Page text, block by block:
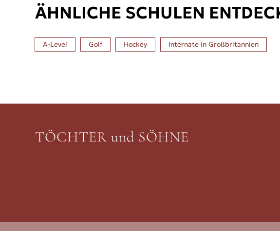
ÄHNLICHE SCHULEN
A-Level Golf Hockey Internate in Großbritannien
TÖCHTER und SÖHNE